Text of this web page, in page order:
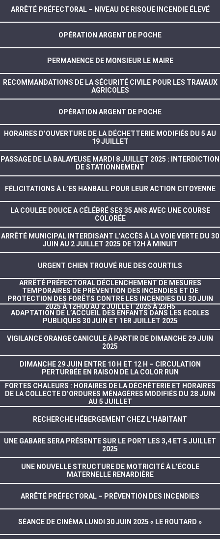
ARRÊTÉ PRÉFECTORAL – NIVEAU DE RISQUE INCENDIE ÉLEVÉ
OPÉRATION ARGENT DE POCHE
PERMANENCE DE MONSIEUR LE MAIRE
RECOMMANDATIONS DE LA SÉCURITÉ CIVILE POUR LES TRAVAUX
AGRICOLES
OPÉRATION ARGENT DE POCHE
HORAIRES D’OUVERTURE DE LA DÉCHETTERIE MODIFIÉS DU 5 AU
19 JUILLET
PASSAGE DE LA BALAYEUSE MARDI 8 JUILLET 2025 : INTERDICTION
DE STATIONNEMENT
FÉLICITATIONS À L’ES HANBALL POUR LEUR ACTION CITOYENNE
LA COULEE DOUCE A CÉLÉBRÉ SES 35 ANS AVEC UNE COURSE
COLORÉE
ARRÊTÉ MUNICIPAL INTERDISANT L’ACCÈS À LA VOIE VERTE DU 30
JUIN AU 2 JUILLET 2025 DE 12H À MINUIT
URGENT CHIEN TROUVÉ RUE DES COURTILS
ARRÊTÉ PRÉFECTORAL DÉCLENCHEMENT DE MESURES
TEMPORAIRES DE PRÉVENTION DES INCENDIES ET DE
PROTECTION DES FORÊTS CONTRE LES INCENDIES DU 30 JUIN
2025 À 12H00 AU 2 JUILLET 2025 À 23H5
ADAPTATION DE L’ACCUEIL DES ENFANTS DANS LES ÉCOLES
PUBLIQUES 30 JUIN ET 1ER JUILLET 2025
VIGILANCE ORANGE CANICULE À PARTIR DE DIMANCHE 29 JUIN
2025
DIMANCHE 29 JUIN ENTRE 10 H ET 12 H – CIRCULATION
PERTURBÉE EN RAISON DE LA COLOR RUN
FORTES CHALEURS : HORAIRES DE LA DÉCHÈTERIE ET HORAIRES
DE LA COLLECTE D’ORDURES MÉNAGÈRES MODIFIÉS DU 28 JUIN
AU 5 JUILLET
RECHERCHE HÉBERGEMENT CHEZ L’HABITANT
UNE GABARE SERA PRÉSENTE SUR LE PORT LES 3,4 ET 5 JUILLET
2025
UNE NOUVELLE STRUCTURE DE MOTRICITÉ À L’ÉCOLE
MATERNELLE RENARDIÈRE
ARRÊTÉ PRÉFECTORAL – PRÉVENTION DES INCENDIES
SÉANCE DE CINÉMA LUNDI 30 JUIN 2025 « LE ROUTARD »